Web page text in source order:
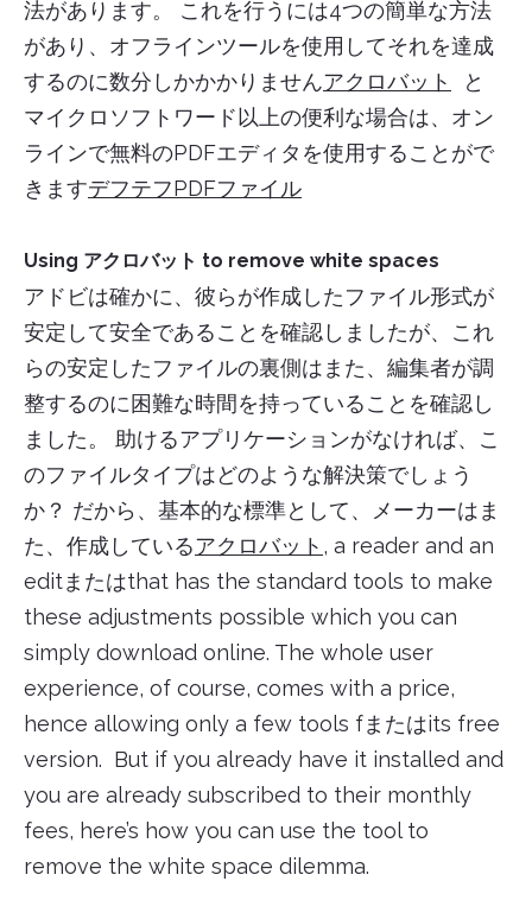
法があります。 これを行うには4つの簡単な方法
があり、オフラインツールを使用してそれを達成
するのに数分しかかかりませんアクロバット
と
マイクロソフトワード以上の便利な場合は、オン
ラインで無料のPDFエディタを使用することがで
きますデフテフPDFファイル
Using アクロバット to remove white spaces
アドビは確かに、彼らが作成したファイル形式が
安定して安全であることを確認しましたが、これ
らの安定したファイルの裏側はまた、編集者が調
整するのに困難な時間を持っていることを確認し
ました。 助けるアプリケーションがなければ、こ
のファイルタイプはどのような解決策でしょう
か？ だから、基本的な標準として、メーカーはま
た、作成しているアクロバット , a reader and an
editまたはthat has the standard tools to make
these adjustments possible which you can
simply download online. The whole user
experience, of course, comes with a price,
hence allowing only a few tools fまたはits free
version. But if you already have it installed and
you are already subscribed to their monthly
fees, here’s how you can use the tool to
remove the white space dilemma.